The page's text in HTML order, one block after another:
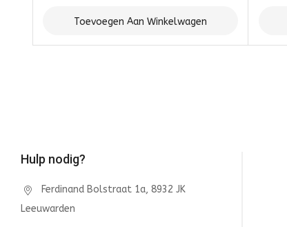
Toevoegen Aan Winkelwagen
Hulp nodig?
Ferdinand Bolstraat 1a, 8932 JK
Leeuwarden